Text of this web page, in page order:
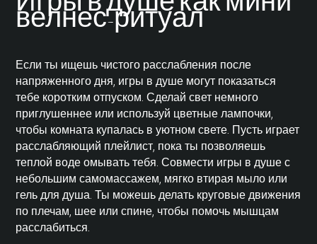
велнес-ритуал
Если ты ищешь чистого расслабления после
напряженного дня, игры в душе могут показаться
тебе коротким отпуском. Сделай свет немного
приглушеннее или используй цветные лампочки,
чтобы комната купалась в уютном свете. Пусть играет
расслабляющий плейлист, пока ты позволяешь
теплой воде омывать тебя. Совмести игры в душе с
небольшим самомассажем, мягко втирая мыло или
гель для душа. Ты можешь делать круговые движения
по плечам, шее или спине, чтобы помочь мышцам
расслабиться.